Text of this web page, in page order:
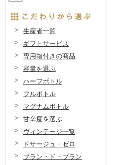
生産者一覧
ギフトサービス
専用箱付きの商品
容量を選ぶ
ハーフボトル
フルボトル
マグナムボトル
甘辛度を選ぶ
ヴィンテージ一覧
ドサージュ・ゼロ
ブラン・ド・ブラン